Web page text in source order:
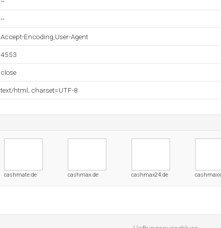
--
Accept-Encoding,User-Agent
4553
close
text/html; charset=UTF-8
cashmate.de cashmax.de cashmax24.de